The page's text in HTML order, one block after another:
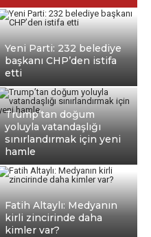
Yeni Parti: 232 belediye
başkanı CHP’den istifa
etti
Trump’tan doğum
yoluyla vatandaşlığı
sınırlandırmak için yeni
hamle
Fatih Altaylı: Medyanın
kirli zincirinde daha
kimler var?